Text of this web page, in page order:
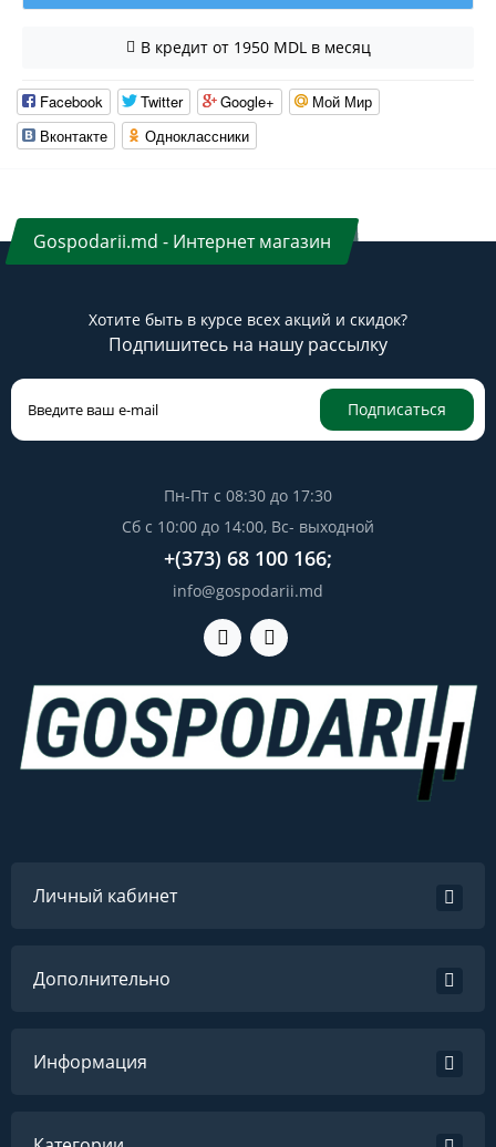
В кредит от 1950 MDL в месяц
Facebook Twitter Google+
Мой Мир
Вконтакте
Одноклассники
Gospodarii.md - Интернет магазин
Хотите быть в курсе всех акций и скидок?
Подпишитесь на нашу рассылку
Подписаться
Пн-Пт с 08:30 до 17:30
Сб с 10:00 до 14:00, Вс- выходной
+(373) 68 100 166;
info@gospodarii.md
Личный кабинет
Дополнительно
Информация